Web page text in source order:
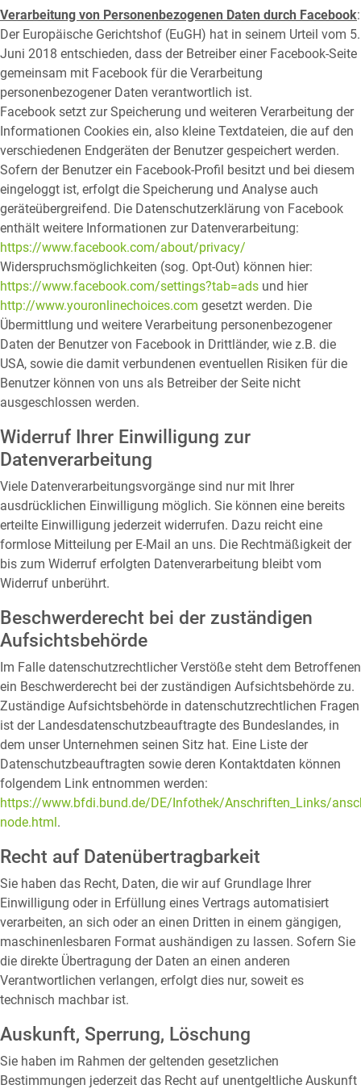
Verarbeitung von Personenbezogenen Daten durch Facebook:
Der Europäische Gerichtshof (EuGH) hat in seinem Urteil vom 5.
Juni 2018 entschieden, dass der Betreiber einer Facebook-Seite
gemeinsam mit Facebook für die Verarbeitung
personenbezogener Daten verantwortlich ist.
Facebook setzt zur Speicherung und weiteren Verarbeitung der
Informationen Cookies ein, also kleine Textdateien, die auf den
verschiedenen Endgeräten der Benutzer gespeichert werden.
Sofern der Benutzer ein Facebook-Profil besitzt und bei diesem
eingeloggt ist, erfolgt die Speicherung und Analyse auch
geräteübergreifend. Die Datenschutzerklärung von Facebook
enthält weitere Informationen zur Datenverarbeitung:
https://www.facebook.com/about/privacy/
Widerspruchsmöglichkeiten (sog. Opt-Out) können hier:
https://www.facebook.com/settings?tab=ads und hier
http://www.youronlinechoices.com gesetzt werden. Die
Übermittlung und weitere Verarbeitung personenbezogener
Daten der Benutzer von Facebook in Drittländer, wie z.B. die
USA, sowie die damit verbundenen eventuellen Risiken für die
Benutzer können von uns als Betreiber der Seite nicht
ausgeschlossen werden.
Widerruf Ihrer Einwilligung zur
Datenverarbeitung
Viele Datenverarbeitungsvorgänge sind nur mit Ihrer
ausdrücklichen Einwilligung möglich. Sie können eine bereits
erteilte Einwilligung jederzeit widerrufen. Dazu reicht eine
formlose Mitteilung per E-Mail an uns. Die Rechtmäßigkeit der
bis zum Widerruf erfolgten Datenverarbeitung bleibt vom
Widerruf unberührt.
Beschwerderecht bei der zuständigen
Aufsichtsbehörde
Im Falle datenschutzrechtlicher Verstöße steht dem Betroffenen
ein Beschwerderecht bei der zuständigen Aufsichtsbehörde zu.
Zuständige Aufsichtsbehörde in datenschutzrechtlichen Fragen
ist der Landesdatenschutzbeauftragte des Bundeslandes, in
dem unser Unternehmen seinen Sitz hat. Eine Liste der
Datenschutzbeauftragten sowie deren Kontaktdaten können
folgendem Link entnommen werden:
https://www.bfdi.bund.de/DE/Infothek/Anschriften_Links/
node.html.
Recht auf Datenübertragbarkeit
Sie haben das Recht, Daten, die wir auf Grundlage Ihrer
Einwilligung oder in Erfüllung eines Vertrags automatisiert
verarbeiten, an sich oder an einen Dritten in einem gängigen,
maschinenlesbaren Format aushändigen zu lassen. Sofern Sie
die direkte Übertragung der Daten an einen anderen
Verantwortlichen verlangen, erfolgt dies nur, soweit es
technisch machbar ist.
Auskunft, Sperrung, Löschung
Sie haben im Rahmen der geltenden gesetzlichen
Bestimmungen jederzeit das Recht auf unentgeltliche Auskunft